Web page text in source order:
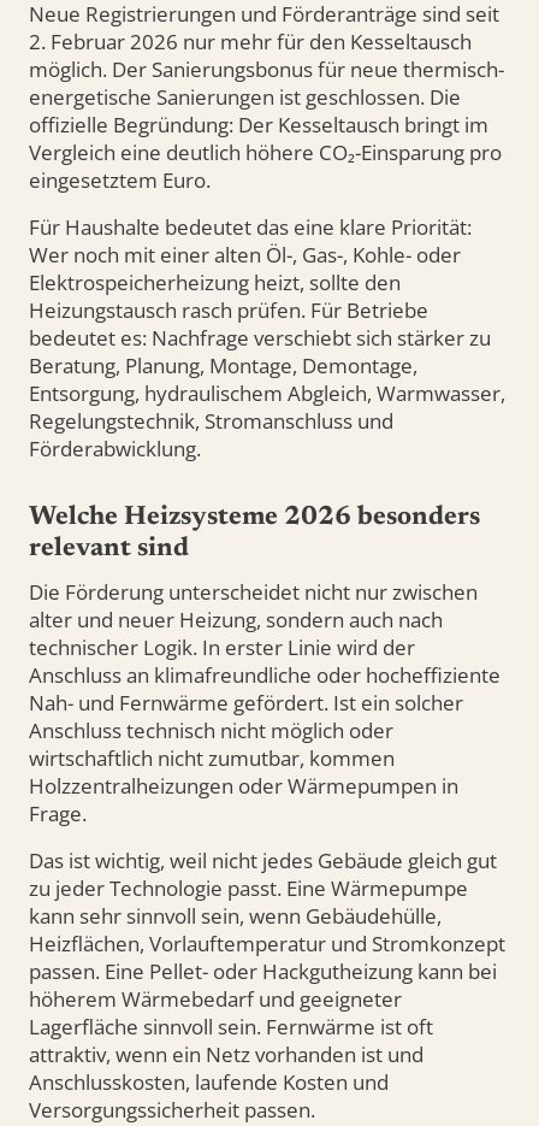
Neue Registrierungen und Förderanträge sind seit
2. Februar 2026 nur mehr für den Kesseltausch
möglich. Der Sanierungsbonus für neue thermisch-
energetische Sanierungen ist geschlossen. Die
offizielle Begründung: Der Kesseltausch bringt im
Vergleich eine deutlich höhere CO₂-Einsparung pro
eingesetztem Euro.
Für Haushalte bedeutet das eine klare Priorität:
Wer noch mit einer alten Öl-, Gas-, Kohle- oder
Elektrospeicherheizung heizt, sollte den
Heizungstausch rasch prüfen. Für Betriebe
bedeutet es: Nachfrage verschiebt sich stärker zu
Beratung, Planung, Montage, Demontage,
Entsorgung, hydraulischem Abgleich, Warmwasser,
Regelungstechnik, Stromanschluss und
Förderabwicklung.
Welche Heizsysteme 2026 besonders
relevant sind
Die Förderung unterscheidet nicht nur zwischen
alter und neuer Heizung, sondern auch nach
technischer Logik. In erster Linie wird der
Anschluss an klimafreundliche oder hocheffiziente
Nah- und Fernwärme gefördert. Ist ein solcher
Anschluss technisch nicht möglich oder
wirtschaftlich nicht zumutbar, kommen
Holzzentralheizungen oder Wärmepumpen in
Frage.
Das ist wichtig, weil nicht jedes Gebäude gleich gut
zu jeder Technologie passt. Eine Wärmepumpe
kann sehr sinnvoll sein, wenn Gebäudehülle,
Heizflächen, Vorlauftemperatur und Stromkonzept
passen. Eine Pellet- oder Hackgutheizung kann bei
höherem Wärmebedarf und geeigneter
Lagerfläche sinnvoll sein. Fernwärme ist oft
attraktiv, wenn ein Netz vorhanden ist und
Anschlusskosten, laufende Kosten und
Versorgungssicherheit passen.